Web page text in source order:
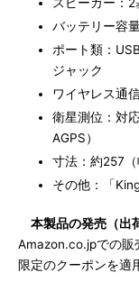
バッテリー容
ポート類：
ジャック
ワイヤレス通
衛星測位：対
AGPS）
寸法：約257
その他：「
本製品の発売（出
Amazon.co.jpでの販
限定のクーポンを適